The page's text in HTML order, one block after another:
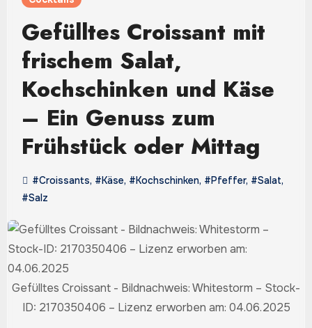
Gefülltes Croissant mit
frischem Salat,
Kochschinken und Käse
– Ein Genuss zum
Frühstück oder Mittag
#Croissants, #Käse, #Kochschinken, #Pfeffer, #Salat,
#Salz
Gefülltes Croissant - Bildnachweis: Whitestorm – Stock-
ID: 2170350406 – Lizenz erworben am: 04.06.2025